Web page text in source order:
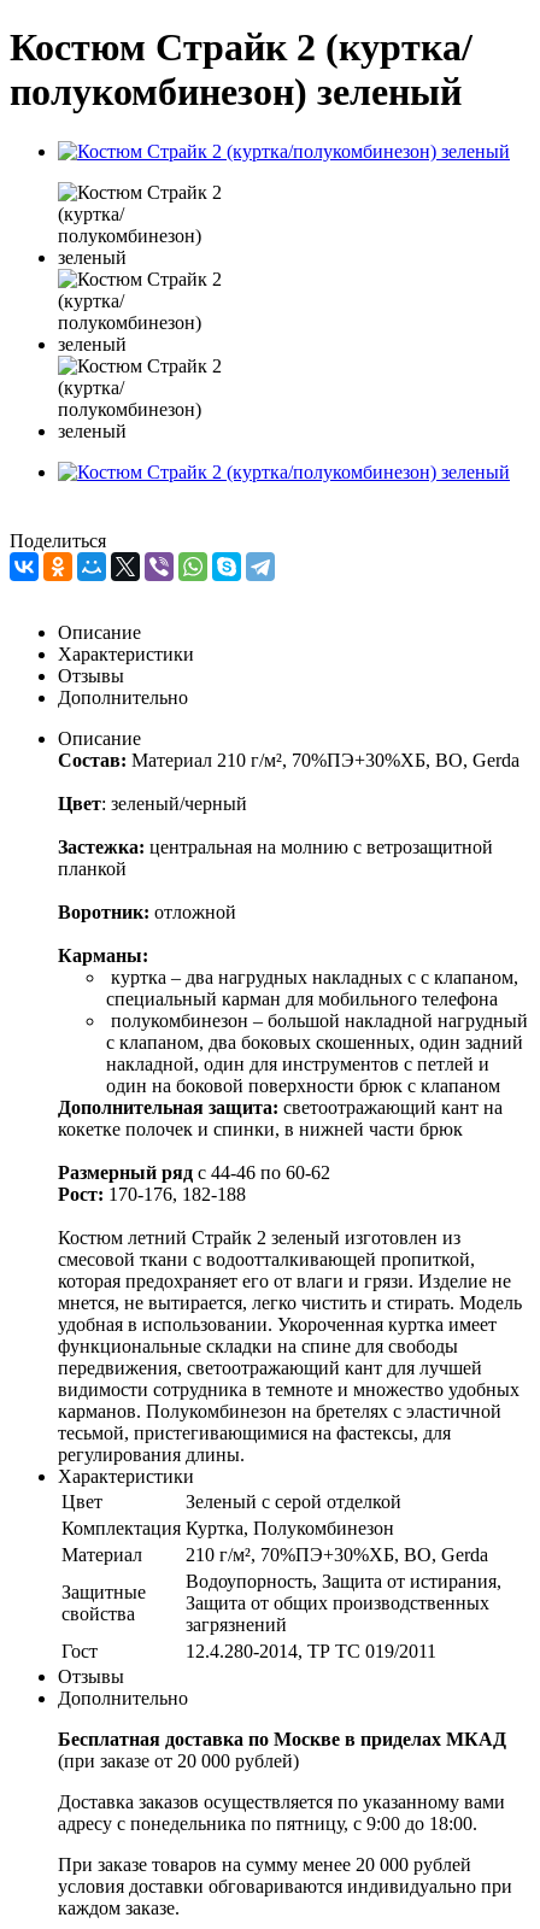
Костюм Страйк 2 (куртка/
полукомбинезон) зеленый
Поделиться
Описание
Характеристики
Отзывы
Дополнительно
Описание
Состав: Материал 210 г/м², 70%ПЭ+30%ХБ, ВО, Gerda
Цвет: зеленый/черный
Застежка: центральная на молнию с ветрозащитной
планкой
Воротник: отложной
Карманы:
куртка – два нагрудных накладных с с клапаном,
специальный карман для мобильного телефона
полукомбинезон – большой накладной нагрудный
с клапаном, два боковых скошенных, один задний
накладной, один для инструментов с петлей и
один на боковой поверхности брюк с клапаном
Дополнительная защита: светоотражающий кант на
кокетке полочек и спинки, в нижней части брюк
Размерный ряд с 44-46 по 60-62
Рост: 170-176, 182-188
Костюм летний Страйк 2 зеленый изготовлен из
смесовой ткани с водоотталкивающей пропиткой,
которая предохраняет его от влаги и грязи. Изделие не
мнется, не вытирается, легко чистить и стирать. Модель
удобная в использовании. Укороченная куртка имеет
функциональные складки на спине для свободы
передвижения, светоотражающий кант для лучшей
видимости сотрудника в темноте и множество удобных
карманов. Полукомбинезон на бретелях с эластичной
тесьмой, пристегивающимися на фастексы, для
регулирования длины.
Характеристики
Цвет
Зеленый с серой отделкой
Комплектация Куртка, Полукомбинезон
Материал
210 г/м², 70%ПЭ+30%ХБ, ВО, Gerda
Защитные
свойства
Водоупорность, Защита от истирания,
Защита от общих производственных
загрязнений
Гост
12.4.280-2014, ТР ТС 019/2011
Отзывы
Дополнительно
Бесплатная доставка по Москве в приделах МКАД
(при заказе от 20 000 рублей)
Доставка заказов осуществляется по указанному вами
адресу c понедельника по пятницу, с 9:00 до 18:00.
При заказе товаров на сумму менее 20 000 рублей
условия доставки обговариваются индивидуально при
каждом заказе.